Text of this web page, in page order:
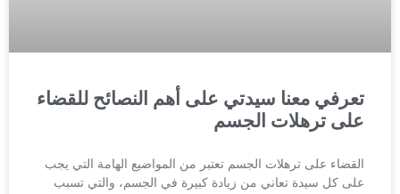
تعرفي معنا سيدتي على أهم النصائح للقضاء
على ترهلات الجسم
القضاء على ترهلات الجسم تعتبر من المواضيع الهامة التي يجب
على كل سيدة تعاني من زيادة كبيرة في الجسم، والتي تسبب